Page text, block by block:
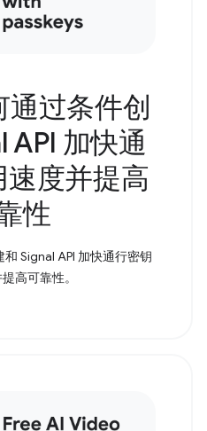
通过条件创
API 加快通
度并提高
性
Signal API 加快通行密钥
高可靠性。